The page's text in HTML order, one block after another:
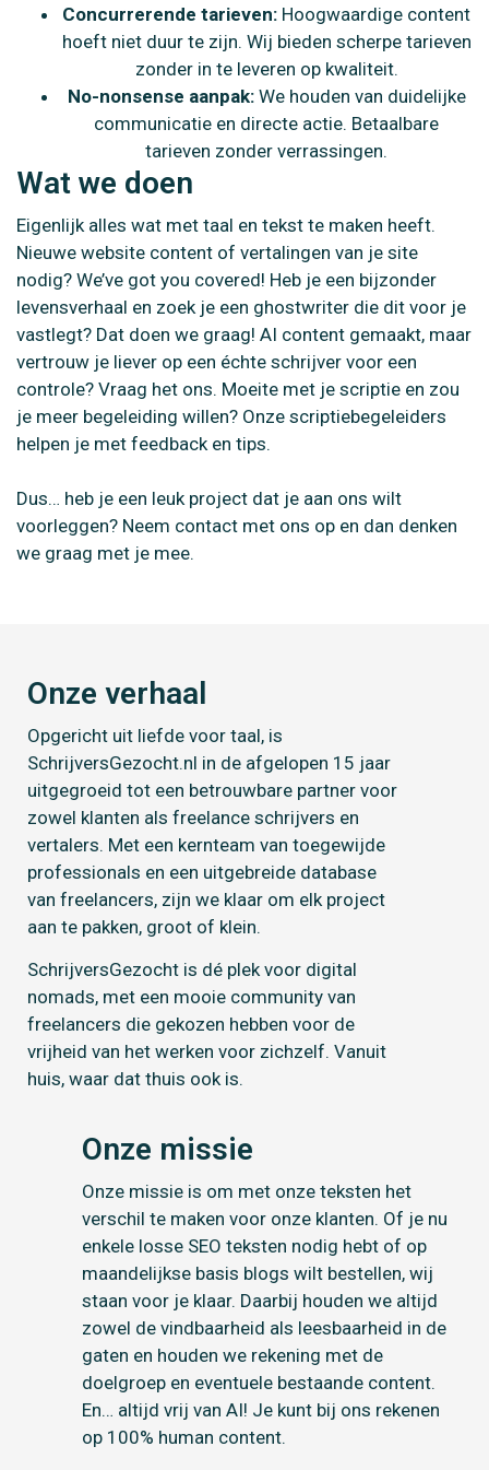
Concurrerende tarieven: Hoogwaardige content
hoeft niet duur te zijn. Wij bieden scherpe tarieven
zonder in te leveren op kwaliteit.
No-nonsense aanpak:We houden van duidelijke
communicatie en directe actie. Betaalbare
tarieven zonder verrassingen.
Wat we doen
Eigenlijk alles wat met taal en tekst te maken heeft.
Nieuwe website content of vertalingen van je site
nodig? We’ve got you covered! Heb je een bijzonder
levensverhaal en zoek je een ghostwriter die dit voor je
vastlegt? Dat doen we graag! AI content gemaakt, maar
vertrouw je liever op een échte schrijver voor een
controle? Vraag het ons. Moeite met je scriptie en zou
je meer begeleiding willen? Onze scriptiebegeleiders
helpen je met feedback en tips.
Dus… heb je een leuk project dat je aan ons wilt
voorleggen? Neem contact met ons op en dan denken
we graag met je mee.
Onze verhaal
Opgericht uit liefde voor taal, is
SchrijversGezocht.nl in de afgelopen 15 jaar
uitgegroeid tot een betrouwbare partner voor
zowel klanten als freelance schrijvers en
vertalers. Met een kernteam van toegewijde
professionals en een uitgebreide database
van freelancers, zijn we klaar om elk project
aan te pakken, groot of klein.
SchrijversGezocht is dé plek voor digital
nomads, met een mooie community van
freelancers die gekozen hebben voor de
vrijheid van het werken voor zichzelf. Vanuit
huis, waar dat thuis ook is.
Onze missie
Onze missie is om met onze teksten het
verschil te maken voor onze klanten. Of je nu
enkele losse SEO teksten nodig hebt of op
maandelijkse basis blogs wilt bestellen, wij
staan voor je klaar. Daarbij houden we altijd
zowel de vindbaarheid als leesbaarheid in de
gaten en houden we rekening met de
doelgroep en eventuele bestaande content.
En… altijd vrij van AI! Je kunt bij ons rekenen
op 100% human content.